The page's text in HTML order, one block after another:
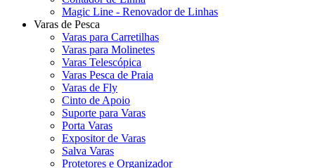
Magic Line - Renovador de Linhas
Varas de Pesca
Varas para Carretilhas
Varas para Molinetes
Varas Telescópica
Varas Pesca de Praia
Varas de Fly
Cinto de Apoio
Suporte para Varas
Porta Varas
Expositor de Varas
Salva Varas
Protetores e Organizador